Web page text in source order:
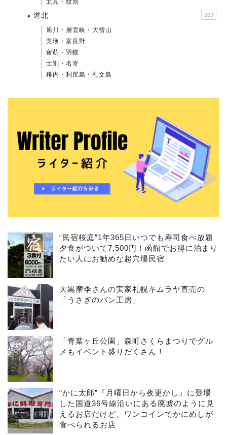
道北 269
旭川・層雲峡・大雪山
美瑛・富良野
留萌・羽幌
士別・名寄
稚内・利尻島・礼文島
“民宿桜庭”1年365日いつでも寿司食べ放題
夕食がついて7,500円！函館でお得に泊まり
たい人にお勧めな超穴場民宿
大黒摩季さんの実家札幌キムラヤ直売の
「うさぎのパン工房」
「青葉ヶ丘公園」森町さくらまつりでグル
メもイベント盛りだくさん！
“かに太郎”『月曜日から夜更かし』に登場
した国道36号線沿いにある廃墟のように見
えるお店だけど、ワンコインでかにめしが
食べられるお店